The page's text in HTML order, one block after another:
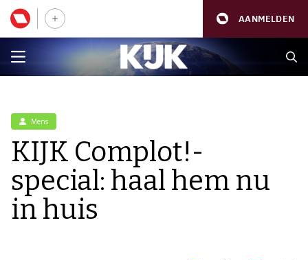
AANMELDEN
Mens
KIJK Complot!-
special: haal hem nu
in huis